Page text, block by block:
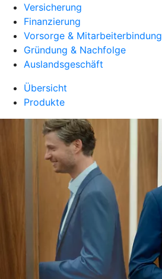
Versicherung
Finanzierung
Vorsorge & Mitarbeiterbindung
Gründung & Nachfolge
Auslandsgeschäft
Übersicht
Produkte